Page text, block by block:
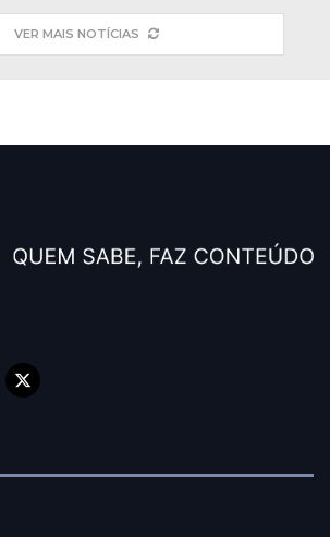
VER MAIS NOTÍCIAS